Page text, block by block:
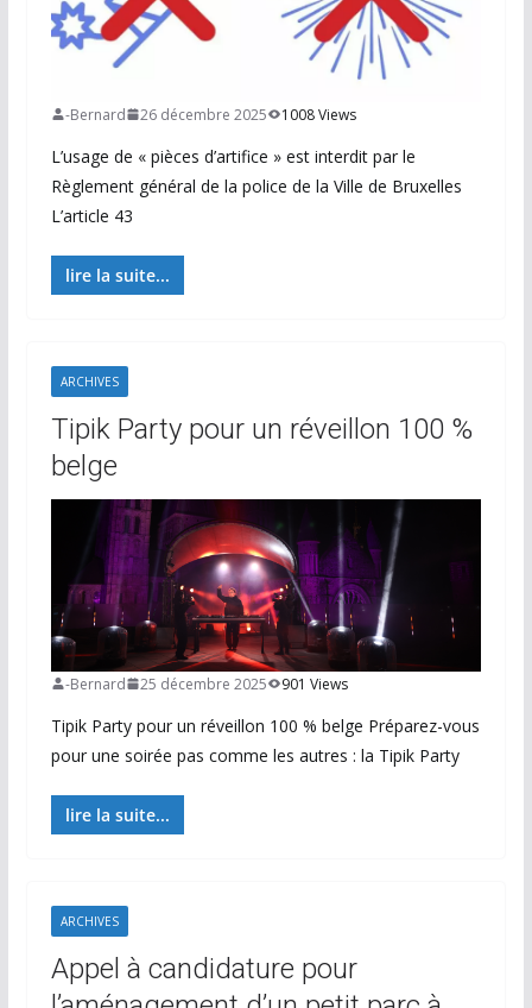
-Bernard 26 décembre 2025 1008 Views
L’usage de « pièces d’artifice » est interdit par le
Règlement général de la police de la Ville de Bruxelles
L’article 43
lire la suite...
ARCHIVES
Tipik Party pour un réveillon 100 %
belge
-Bernard 25 décembre 2025 901 Views
Tipik Party pour un réveillon 100 % belge Préparez-vous
pour une soirée pas comme les autres : la Tipik Party
lire la suite...
ARCHIVES
Appel à candidature pour